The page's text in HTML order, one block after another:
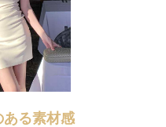
る素材感